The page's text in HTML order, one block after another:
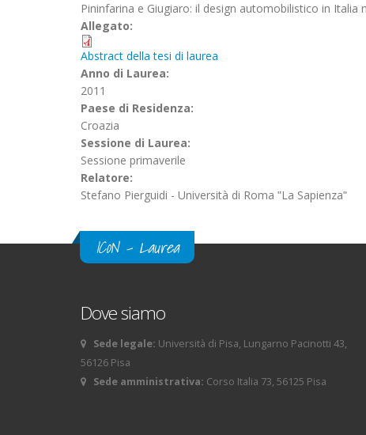
Pininfarina e Giugiaro: il design automobilistico in Italia
Allegato:
Abstract della tesi di laurea
Anno di Laurea:
2011
Paese di Residenza:
Croazia
Sessione di Laurea:
Sessione primaverile
Relatore:
Stefano Pierguidi - Università di Roma ʺLa Sapienzaʺ
ICoN - Laurea
Dove siamo
Sede legale: Università di Pisa, Lungarno Pacinotti 43,
56126 Pisa
Sede amministrativa: Corso Italia 73, 56125 Pisa